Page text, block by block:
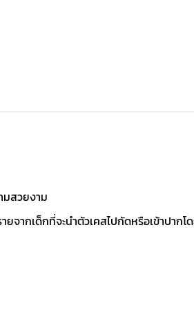
มสวยงาม
ากเด็กที่จะนำตัวเคสไปกัดหรือเข้าปากโด